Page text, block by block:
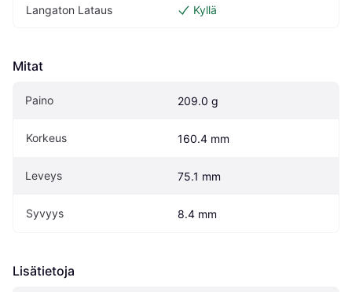
Langaton Lataus Kyllä
Mitat
Paino 209.0 g
Korkeus 160.4 mm
Leveys 75.1 mm
Syvyys 8.4 mm
Lisätietoja